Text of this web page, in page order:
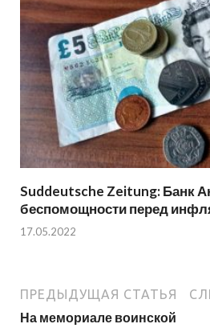
Suddeutsche Zeitung: Банк
беспомощности перед
17.05.2022
ПРЕДЫДУЩАЯ СТАТЬЯ
На мемориале воинской